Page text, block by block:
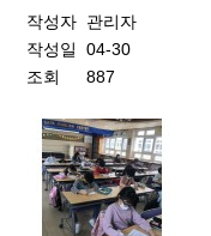
작성자 관리자
작성일
04-30
조회
887